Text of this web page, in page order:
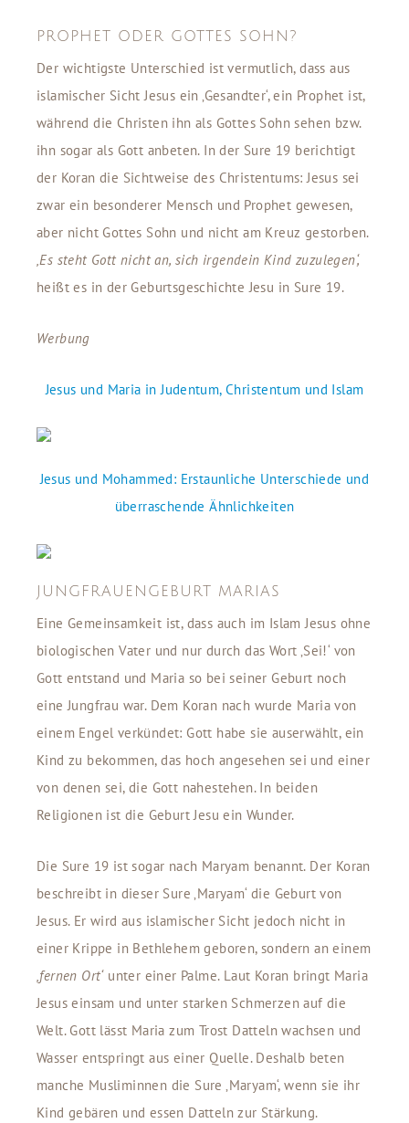
PROPHET ODER GOTTES SOHN?
Der wichtigste Unterschied ist vermutlich, dass aus
islamischer Sicht Jesus ein ‚Gesandter‘, ein Prophet ist,
während die Christen ihn als Gottes Sohn sehen bzw.
ihn sogar als Gott anbeten. In der Sure 19 berichtigt
der Koran die Sichtweise des Christentums: Jesus sei
zwar ein besonderer Mensch und Prophet gewesen,
aber nicht Gottes Sohn und nicht am Kreuz gestorben.
‚Es steht Gott nicht an, sich irgendein Kind zuzulegen‘,
heißt es in der Geburtsgeschichte Jesu in Sure 19.
Werbung
Jesus und Maria in Judentum, Christentum und Islam
Jesus und Mohammed: Erstaunliche Unterschiede und
überraschende Ähnlichkeiten
JUNGFRAUENGEBURT MARIAS
Eine Gemeinsamkeit ist, dass auch im Islam Jesus ohne
biologischen Vater und nur durch das Wort ‚Sei!‘ von
Gott entstand und Maria so bei seiner Geburt noch
eine Jungfrau war. Dem Koran nach wurde Maria von
einem Engel verkündet: Gott habe sie auserwählt, ein
Kind zu bekommen, das hoch angesehen sei und einer
von denen sei, die Gott nahestehen. In beiden
Religionen ist die Geburt Jesu ein Wunder.
Die Sure 19 ist sogar nach Maryam benannt. Der Koran
beschreibt in dieser Sure ‚Maryam‘ die Geburt von
Jesus. Er wird aus islamischer Sicht jedoch nicht in
einer Krippe in Bethlehem geboren, sondern an einem
‚fernen Ort‘unter einer Palme. Laut Koran bringt Maria
Jesus einsam und unter starken Schmerzen auf die
Welt. Gott lässt Maria zum Trost Datteln wachsen und
Wasser entspringt aus einer Quelle. Deshalb beten
manche Musliminnen die Sure ‚Maryam‘, wenn sie ihr
Kind gebären und essen Datteln zur Stärkung.